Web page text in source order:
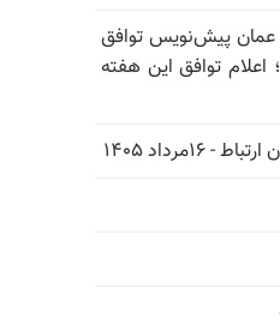
عمان پیش‌نویس توافق
اعلام توافق این هفته
۱۴۰۵